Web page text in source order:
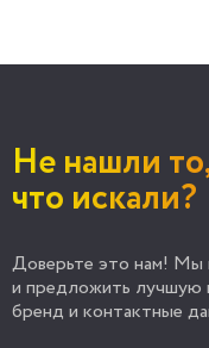
Не нашли
что искали?
Доверьте это нам! Мы
и предложить лучшую
бренд и контактные